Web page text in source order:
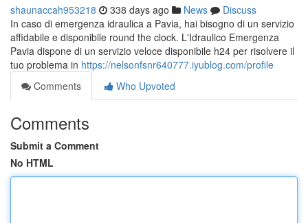
shaunaccah953218 338 days ago News
Discuss
In caso di emergenza idraulica a Pavia, hai bisogno di un servizio
affidabile e disponibile round the clock. L'Idraulico Emergenza
Pavia dispone di un servizio veloce disponibile h24 per risolvere il
tuo problema in https://nelsonfsnr640777.iyublog.com/profile
Comments
Who Upvoted
Comments
Submit a Comment
No HTML